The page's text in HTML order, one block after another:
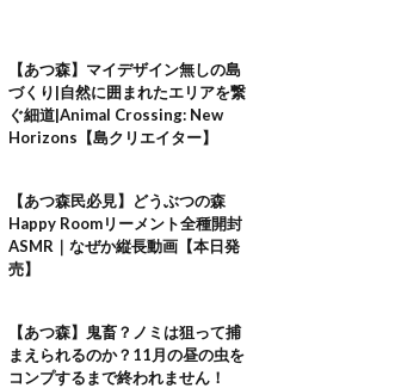
【あつ森】マイデザイン無しの島
づくり|自然に囲まれたエリアを繋
ぐ細道|Animal Crossing: New
Horizons【島クリエイター】
【あつ森民必見】どうぶつの森
Happy Roomリーメント全種開封
ASMR｜なぜか縦長動画【本日発
売】
【あつ森】鬼畜？ノミは狙って捕
まえられるのか？11月の昼の虫を
コンプするまで終われません！